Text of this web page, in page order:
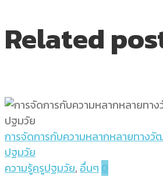
Related
การจัดการกับความหลากหลายทางวั
ปฐมวัย
ความรู้ครูปฐมวัย, อื่นๆ 0